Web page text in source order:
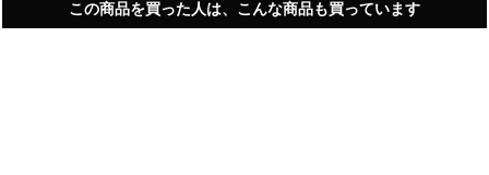
この商品を買った人は、こんな商品も買っています